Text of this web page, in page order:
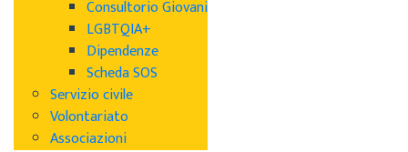
Consultorio Giovani
LGBTQIA+
Dipendenze
Scheda SOS
Servizio civile
Volontariato
Associazioni